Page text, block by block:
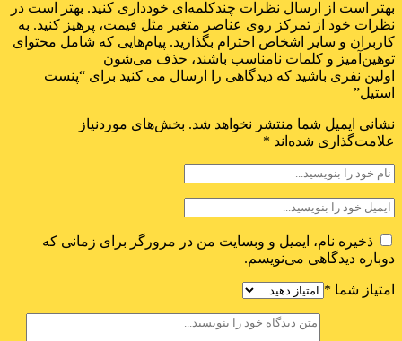
بهتر است از ارسال نظرات چندکلمه‌‌ای خودداری کنید. بهتر است در
نظرات خود از تمرکز روی عناصر متغیر مثل قیمت، پرهیز کنید. به
کاربران و سایر اشخاص احترام بگذارید. پیام‌هایی که شامل محتوای
توهین‌آمیز و کلمات نامناسب باشند، حذف می‌شون
اولین نفری باشید که دیدگاهی را ارسال می کنید برای “پنست
استیل”
نشانی ایمیل شما منتشر نخواهد شد. بخش‌های موردنیاز
علامت‌گذاری شده‌اند *
ذخیره نام، ایمیل و وبسایت من در مرورگر برای زمانی که
دوباره دیدگاهی می‌نویسم.
امتیاز شما *